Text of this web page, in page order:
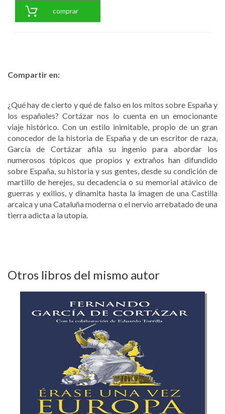
comprar
Compartir en:
¿Qué hay de cierto y qué de falso en los mitos sobre España y
los españoles? Cortázar nos lo cuenta en un emocionante
viaje histórico. Con un estilo inimitable, propio de un gran
conocedor de la historia de España y de un escritor de raza,
García de Cortázar afila su ingenio para abordar los
numerosos tópicos que propios y extraños han difundido
sobre España, su historia y sus gentes, desde su condición de
martillo de herejes, su decadencia o su memorial atávico de
guerras y exilios, y dinamita hasta la imagen de una Castilla
arcaica y una Cataluña moderna o el nervio arrebatado de una
tierra adicta a la utopía.
Otros libros del mismo autor